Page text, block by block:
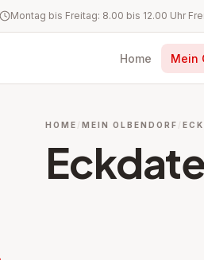
Home Mein
HOME MEIN OLBENDORF